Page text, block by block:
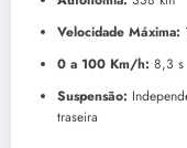
Velocidade Máxima:
0 a 100 Km/h: 8,3 s
Suspensão:
traseira